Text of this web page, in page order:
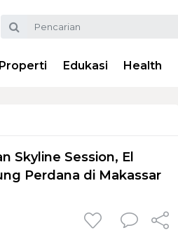
Properti Edukasi Health
Skyline Session, El
Perdana di Makassar